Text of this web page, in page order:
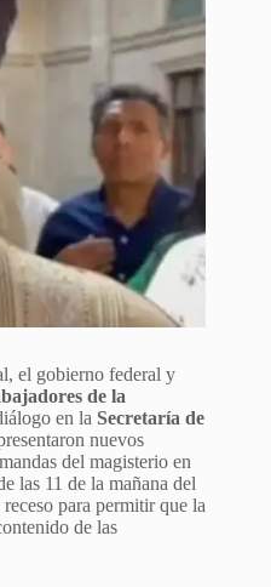
el gobierno federal y
de la
en la Secretaría de
nuevos
del magisterio en
las 11 de la mañana del
para permitir que la
de las